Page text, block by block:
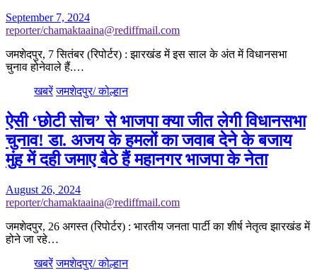
September 7, 2024
reporter/chamaktaaina@rediffmail.com
जमशेदपुर, 7 सितंबर (रिपोर्टर) : झारखंड में इस साल के अंत में विधानसभा
चुनाव होनेवाले हैं.…
खबरें जमशेदपुर/ कोल्हान
ऐसी ‘छोटी सोच’ से भाजपा क्या जीत लेगी विधानसभा
चुनाव! डा. अजय के हमलों का जवाब देने के बजाय
मुंह में दही जमाए बैठे हैं महानगर भाजपा के नेता
August 26, 2024
reporter/chamaktaaina@rediffmail.com
जमशेदपुर, 26 अगस्त (रिपोर्टर) : भारतीय जनता पार्टी का शीर्ष नेतृत्व झारखंड में
होने जा रहे…
खबरें जमशेदपुर/ कोल्हान